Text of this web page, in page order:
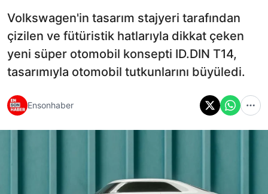
Volkswagen'in tasarım stajyeri tarafından
çizilen ve fütüristik hatlarıyla dikkat çeken
yeni süper otomobil konsepti ID.DIN T14,
tasarımıyla otomobil tutkunlarını büyüledi.
Ensonhaber